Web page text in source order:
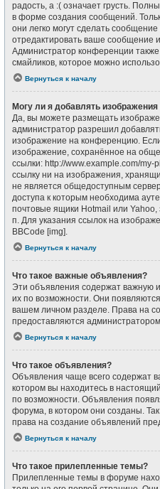
радость, а :( означает грусть.
в форме создания сообщений.
они легко могут сделать
отредактировать ваше сообщение
Администратор конференции
смайликов, которое можно
Вернуться к началу
Могу ли я добавлять
Да, вы можете размещать
администратор разрешил
изображение на конференцию.
изображение, сохранённое на
ссылки: http://www.example.com/
ссылку ни на изображения,
не является общедоступным
доступа к которым необходима
почтовые ящики Hotmail или
п. Для указания ссылок на
BBCode [img].
Вернуться к началу
Что такое важные объявления?
Эти объявления содержат
их по возможности. Они
вашем личном разделе. Права на
предоставляются
Вернуться к началу
Что такое объявления?
Объявления чаще всего
котором вы находитесь в
по возможности. Объявления
форума, в котором они созданы.
права на создание объявлений
Вернуться к началу
Что такое прилепленные темы?
Прилепленные темы в форуме